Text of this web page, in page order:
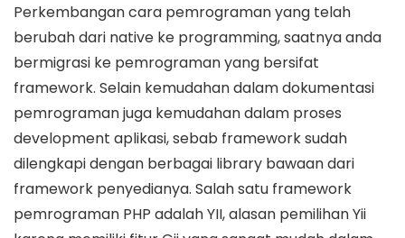
Perkembangan cara pemrograman yang telah
berubah dari native ke programming, saatnya anda
bermigrasi ke pemrograman yang bersifat
framework. Selain kemudahan dalam dokumentasi
pemrograman juga kemudahan dalam proses
development aplikasi, sebab framework sudah
dilengkapi dengan berbagai library bawaan dari
framework penyedianya. Salah satu framework
pemrograman PHP adalah YII, alasan pemilihan Yii